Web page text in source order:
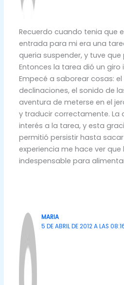
Recuerdo cuando tenia que
entrada para mi era una
queria suspender, y tuve
Entonces la tarea dió un giro
Empecé a saborear cosas:
declinaciones, el sonido de
aventura de meterse en el
y traducir correctamente. La
interés a la tarea, y esta
permitió persistir hasta
experiencia me hace ver
indespensable para
MARIA
5 DE ABRIL DE 2012 A LAS